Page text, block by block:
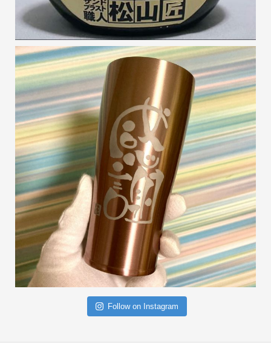
Follow on Instagram